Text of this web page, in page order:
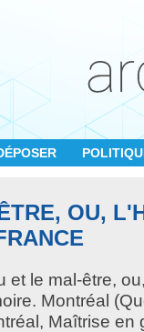
OU,
et le mal-être,
Montréal
Maîtrise en